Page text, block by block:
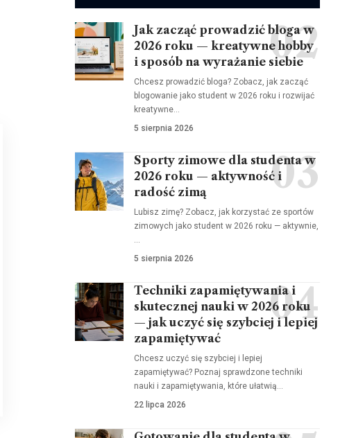
Jak zacząć prowadzić bloga w
2026 roku — kreatywne hobby
i sposób na wyrażanie siebie
Chcesz prowadzić bloga? Zobacz, jak zacząć
blogowanie jako student w 2026 roku i rozwijać
kreatywne…
5 sierpnia 2026
Sporty zimowe dla studenta w
2026 roku — aktywność i
radość zimą
Lubisz zimę? Zobacz, jak korzystać ze sportów
zimowych jako student w 2026 roku — aktywnie,
5 sierpnia 2026
Techniki zapamiętywania i
skutecznej nauki w 2026 roku
— jak uczyć się szybciej i lepiej
zapamiętywać
Chcesz uczyć się szybciej i lepiej
zapamiętywać? Poznaj sprawdzone techniki
nauki i zapamiętywania, które ułatwią…
22 lipca 2026